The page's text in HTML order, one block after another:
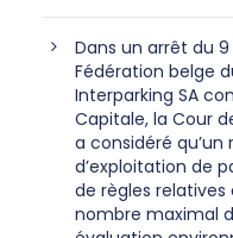
Dans un arrêt du
Fédération belge
Interparking SA
Capitale, la Cour
a considéré
d’exploitation de
de règles
nombre maximal